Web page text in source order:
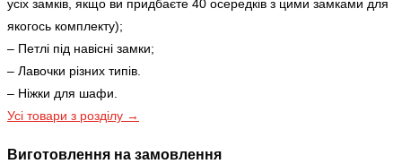
усіх замків, якщо ви придбаєте 40 осередків з цими замками для
якогось комплекту);
– Петлі під навісні замки;
– Лавочки різних типів.
– Ніжки для шафи.
Усі товари з розділу →
Виготовлення на замовлення